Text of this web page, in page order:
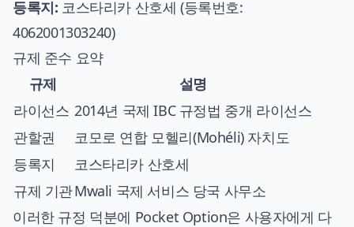
등록지: 코스타리카 산호세 (등록번호:
4062001303240)
규제 준수 요약
규제
설명
라이선스 2014년 국제 IBC 규정법 중개 라이선스
관할권
코모로 연합 모헬리(Mohéli) 자치도
등록지
코스타리카 산호세
규제 기관Mwali 국제 서비스 당국 사무소
이러한 규정 덕분에 Pocket Option은 사용자에게 다